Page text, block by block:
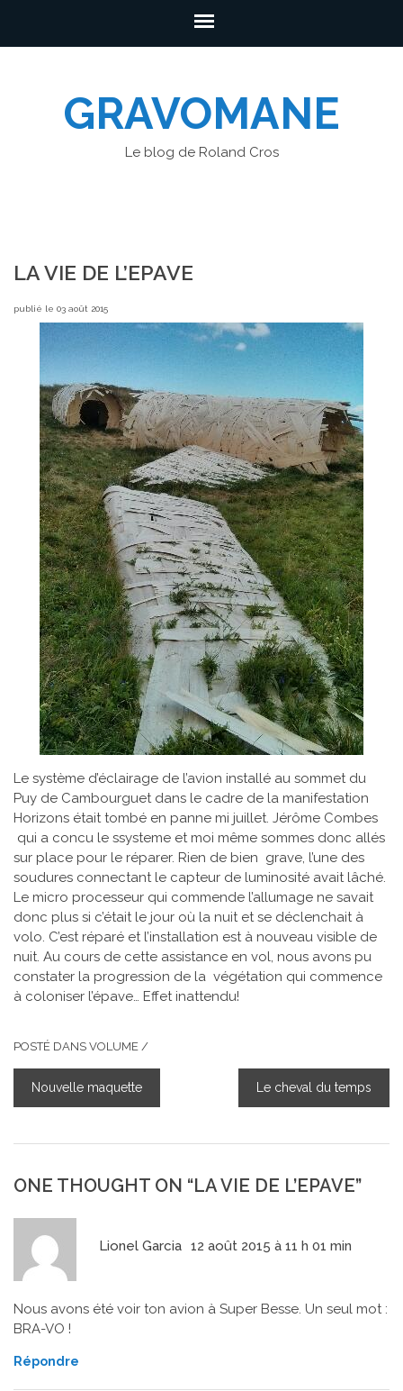
GRAVOMANE
Le blog de Roland Cros
LA VIE DE L’EPAVE
publié le 03 août 2015
Le système d’éclairage de l’avion installé au sommet du
Puy de Cambourguet dans le cadre de la manifestation
Horizons était tombé en panne mi juillet. Jérôme Combes
qui a concu le ssysteme et moi même sommes donc allés
sur place pour le réparer. Rien de bien grave, l’une des
soudures connectant le capteur de luminosité avait lâché.
Le micro processeur qui commende l’allumage ne savait
donc plus si c’était le jour où la nuit et se déclenchait à
volo. C’est réparé et l’installation est à nouveau visible de
nuit. Au cours de cette assistance en vol, nous avons pu
constater la progression de la végétation qui commence
à coloniser l’épave… Effet inattendu!
POSTÉ DANS VOLUME /
NAVIGATION
Nouvelle maquette Le cheval du temps
ONE THOUGHT ON “LA VIE DE L’EPAVE”
Lionel Garcia 12 août 2015 à 11 h 01 min
Nous avons été voir ton avion à Super Besse. Un seul mot :
BRA-VO !
Répondre